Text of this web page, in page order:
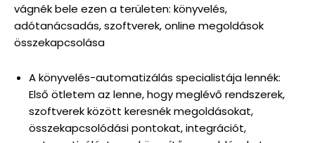
vágnék bele ezen a területen: könyvelés,
adótanácsadás, szoftverek, online megoldások
összekapcsolása
A könyvelés-automatizálás specialistája lennék:
Első ötletem az lenne, hogy meglévő rendszerek,
szoftverek között keresnék megoldásokat,
összekapcsolódási pontokat, integrációt,